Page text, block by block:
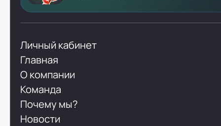
Личный кабинет
Главная
О компании
Команда
Почему мы?
Новости